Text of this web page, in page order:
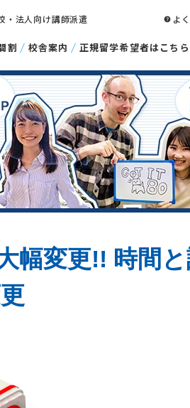
割 校舎案内 正規留学希望者はこちら
・法人向け講師派遣 よ
幅変更!! 時間